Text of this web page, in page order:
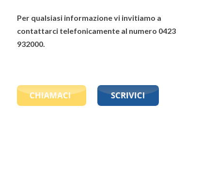
Per qualsiasi informazione vi invitiamo a
contattarci telefonicamente al numero 0423
932000.